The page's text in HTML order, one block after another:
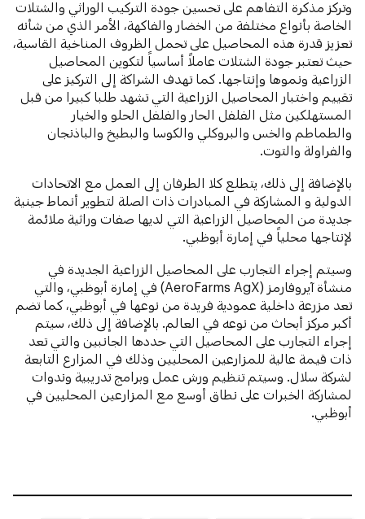
وتركز مذكرة التفاهم على تحسين جودة التركيب الوراثي والشتلات
الخاصة بأنواع مختلفة من الخضار والفاكهة، الأمر الذي من شأنه
تعزيز قدرة هذه المحاصيل على تحمل الظروف المناخية القاسية،
حيث تعتبر جودة الشتلات عاملاً أساسياً لتكوين المحاصيل
الزراعية ونموها وإنتاجها. كما تهدف الشراكة إلى التركيز على
تقييم واختبار المحاصيل الزراعية التي تشهد طلبا كبيرا من قبل
المستهلكين مثل الفلفل الحار والفلفل الحلو والخيار
والطماطم والخس والبروكلي والكوسا والبطيخ والباذنجان
والفراولة والتوت.
بالإضافة إلى ذلك، يتطلع كلا الطرفان إلى العمل مع الاتحادات
الدولية و المشاركة في المبادرات ذات الصلة لتطوير أنماط جينية
جديدة من المحاصيل الزراعية التي لديها صفات وراثية ملائمة
لإنتاجها محلياً في إمارة أبوظبي.
وسيتم إجراء التجارب على المحاصيل الزراعية الجديدة في
منشأة آيروفارمز (AeroFarms AgX) في إمارة أبوظبي، والتي
تعد مزرعة داخلية عمودية فريدة من نوعها في أبوظبي، كما تضم
أكبر مركز أبحاث من نوعه في العالم. بالإضافة إلى ذلك، سيتم
إجراء التجارب على المحاصيل التي حددها الجانبين والتي تعد
ذات قيمة عالية للمزارعين المحليين وذلك في المزارع التابعة
لشركة سلال. وسيتم تنظيم ورش عمل وبرامج تدريبية وندوات
لمشاركة الخبرات على نطاق أوسع مع المزارعين المحليين في
أبوظبي.